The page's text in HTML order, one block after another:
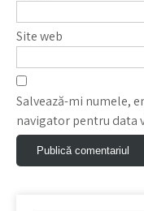
Site web
Salvează-mi numele,
navigator pentru data